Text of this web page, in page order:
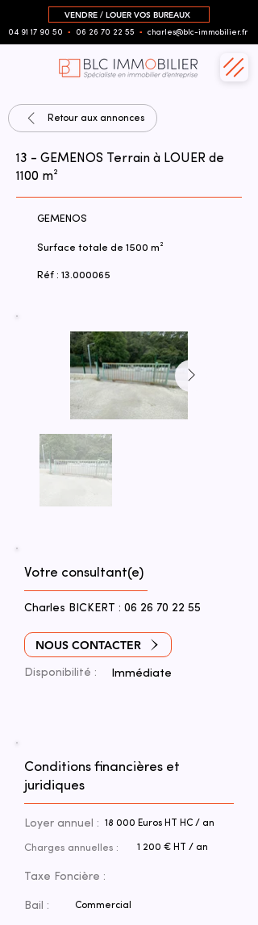
VENDRE / LOUER VOS BUREAUX
04 91 17 90 50 ▪︎ 06 26 70 22 55 ▪︎ charles@blc-immobilier.fr
Retour aux annonces
13 - GEMENOS Terrain à LOUER de
1100 m²
GEMENOS
Surface totale de 1500 m²
Réf : 13.000065
Votre consultant(e)
Charles BICKERT : 06 26 70 22 55
NOUS CONTACTER
Disponibilité : Immédiate
Conditions financières et
juridiques
Loyer annuel : 18 000 Euros HT HC / an
Charges annuelles : 1 200 € HT / an
Taxe Foncière :
Bail : Commercial